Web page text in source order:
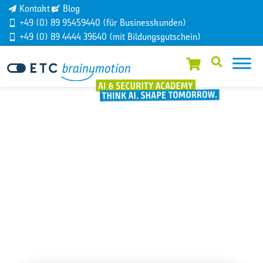
Kontakt
Blog
+49 (0) 89 95459440 (für Businesskunden)
+49 (0) 89 4444 39640 (mit Bildungsgutschein)